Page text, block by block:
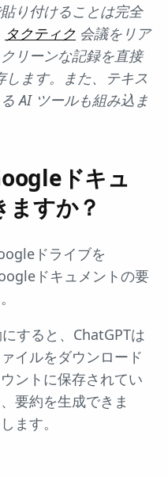
り付けることは完全
タクティク 会議をリア
リーンな記録を直接
ます。また、テキス
AI ツールも組み込ま
ドキュ
ますか？
ドライブを
ドキュメントの要
すると、ChatGPTは
イルをダウンロード
ントに保存されてい
要約を生成できま
ます。